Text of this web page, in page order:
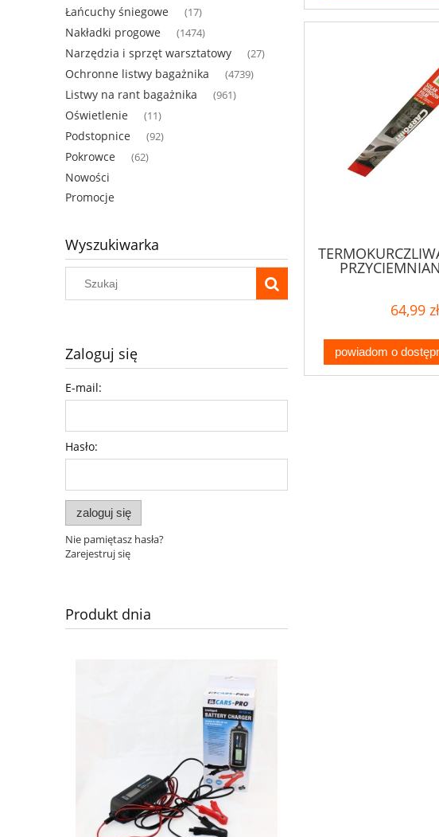
Łańcuchy śniegowe (17)
Nakładki progowe (1474)
Narzędzia i sprzęt warsztatowy (27)
Ochronne listwy bagażnika (4739)
Listwy na rant bagażnika (961)
Oświetlenie (11)
Podstopnice (92)
Pokrowce (62)
Nowości
Promocje
Wyszukiwarka
Zaloguj się
E-mail:
Hasło:
zaloguj się
Nie pamiętasz hasła?
Zarejestruj się
Produkt dnia
64,99 zł
powiadom o